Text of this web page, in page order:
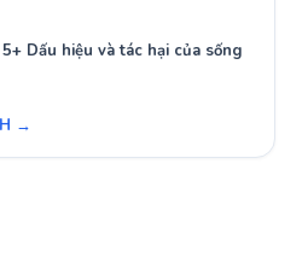
Dấu hiệu và tác hại của sống
→